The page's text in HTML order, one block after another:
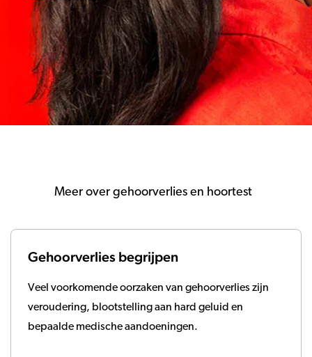
Meer over gehoorverlies en hoortest
Gehoorverlies begrijpen
Veel voorkomende oorzaken van gehoorverlies zijn
veroudering, blootstelling aan hard geluid en
bepaalde medische aandoeningen.